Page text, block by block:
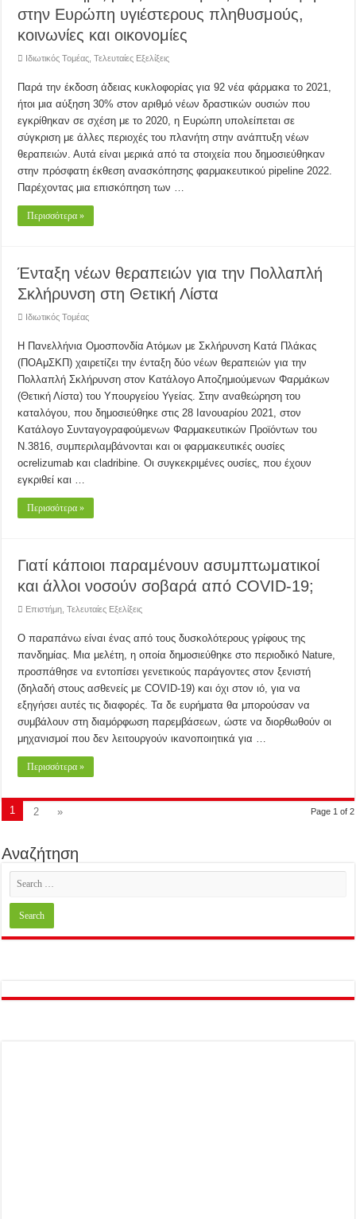
στην Ευρώπη υγιέστερους πληθυσμούς,
κοινωνίες και οικονομίες
Ιδιωτικός Τομέας ,Τελευταίες Εξελίξεις
Παρά την έκδοση άδειας κυκλοφορίας για 92 νέα φάρμακα το 2021,
ήτοι μια αύξηση 30% στον αριθμό νέων δραστικών ουσιών που
εγκρίθηκαν σε σχέση με το 2020, η Ευρώπη υπολείπεται σε
σύγκριση με άλλες περιοχές του πλανήτη στην ανάπτυξη νέων
θεραπειών. Αυτά είναι μερικά από τα στοιχεία που δημοσιεύθηκαν
στην πρόσφατη έκθεση ανασκόπησης φαρμακευτικού pipeline 2022.
Παρέχοντας μια επισκόπηση των …
Περισσότερα »
Ένταξη νέων θεραπειών για την Πολλαπλή
Σκλήρυνση στη Θετική Λίστα
Ιδιωτικός Τομέας
Η Πανελλήνια Ομοσπονδία Ατόμων με Σκλήρυνση Κατά Πλάκας
(ΠΟΑμΣΚΠ) χαιρετίζει την ένταξη δύο νέων θεραπειών για την
Πολλαπλή Σκλήρυνση στον Κατάλογο Αποζημιούμενων Φαρμάκων
(Θετική Λίστα) του Υπουργείου Υγείας. Στην αναθεώρηση του
καταλόγου, που δημοσιεύθηκε στις 28 Ιανουαρίου 2021, στον
Κατάλογο Συνταγογραφούμενων Φαρμακευτικών Προϊόντων του
N.3816, συμπεριλαμβάνονται και οι φαρμακευτικές ουσίες
ocrelizumab και cladribine. Οι συγκεκριμένες ουσίες, που έχουν
εγκριθεί και …
Περισσότερα »
Γιατί κάποιοι παραμένουν ασυμπτωματικοί
και άλλοι νοσούν σοβαρά από COVID-19;
Επιστήμη ,Τελευταίες Εξελίξεις
Ο παραπάνω είναι ένας από τους δυσκολότερους γρίφους της
πανδημίας. Μια μελέτη, η οποία δημοσιεύθηκε στο περιοδικό Νature,
προσπάθησε να εντοπίσει γενετικούς παράγοντες στον ξενιστή
(δηλαδή στους ασθενείς με COVΙD-19) και όχι στον ιό, για να
εξηγήσει αυτές τις διαφορές. Τα δε ευρήματα θα μπορούσαν να
συμβάλουν στη διαμόρφωση παρεμβάσεων, ώστε να διορθωθούν οι
μηχανισμοί που δεν λειτουργούν ικανοποιητικά για …
Περισσότερα »
Page 1 of 2
1 2 »
Αναζήτηση